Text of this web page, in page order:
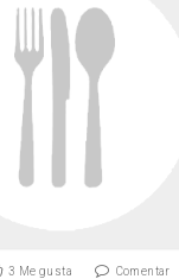
3 Me gusta Comentar